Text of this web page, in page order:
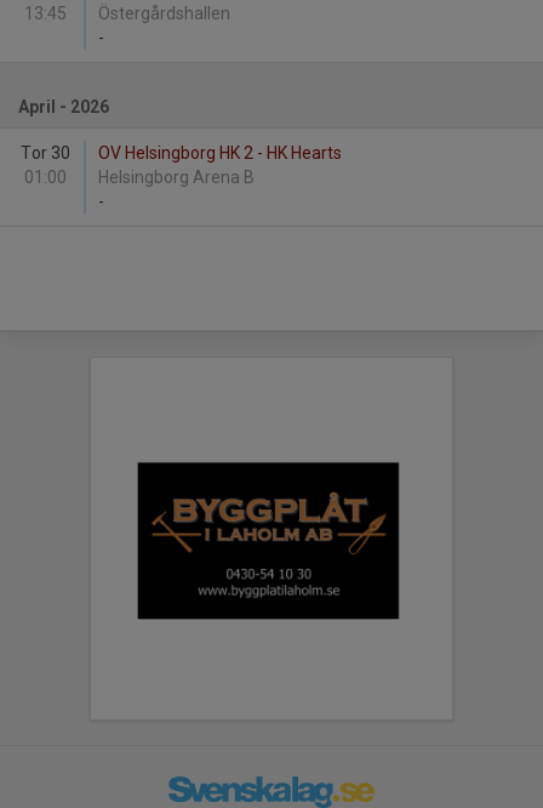
13:45
Östergårdshallen
-
April - 2026
Tor 30
01:00
OV Helsingborg HK 2 - HK Hearts
Helsingborg Arena B
-